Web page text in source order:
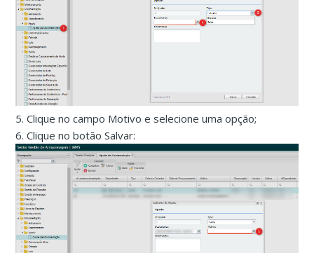
5. Clique no campo Motivo e selecione uma opção;
6. Clique no botão Salvar: